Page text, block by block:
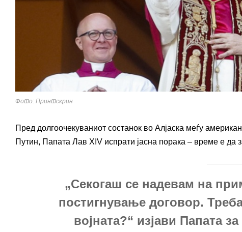
Фото: Принтскрин
Пред долгоочекуваниот состанок во Алјаска меѓу
Путин, Папата Лав XIV испрати јасна порака – време е да
„Секогаш се надевам на
постигнување договор.
војната?“ изјави Папата